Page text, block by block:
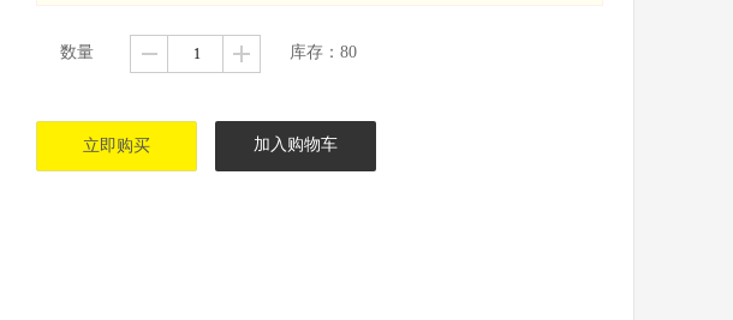
数量 库存： 80
立即购买 加入购物车